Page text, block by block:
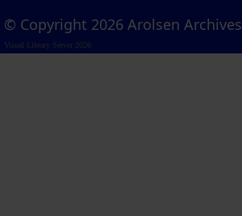
© Copyright 2026 Arolsen Archives
Visual Library Server 2026